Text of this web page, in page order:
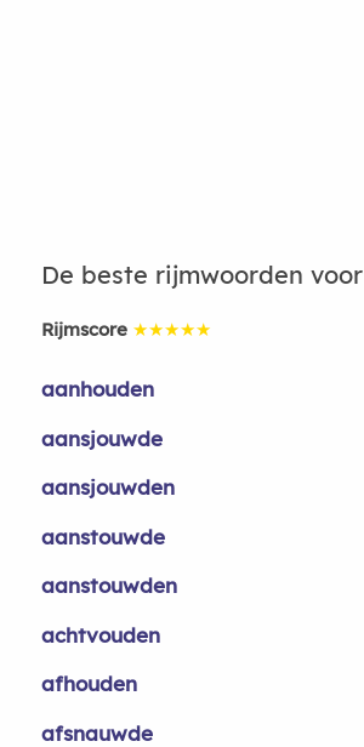
De beste rijmwoorden voor
Rijmscore ★★★★★
aanhouden
aansjouwde
aansjouwden
aanstouwde
aanstouwden
achtvouden
afhouden
afsnauwde